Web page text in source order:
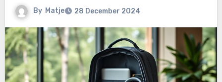
By Matje 28 December 2024